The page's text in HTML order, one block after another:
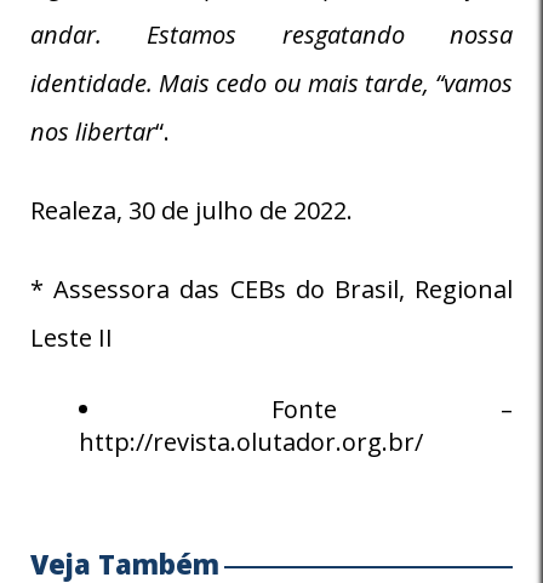
andar. Estamos resgatando nossa
identidade. Mais cedo ou mais tarde, “vamos
nos libertar“.
Realeza, 30 de julho de 2022.
* Assessora das CEBs do Brasil, Regional
Leste II
Fonte –
http://revista.olutador.org.br/
Veja Também